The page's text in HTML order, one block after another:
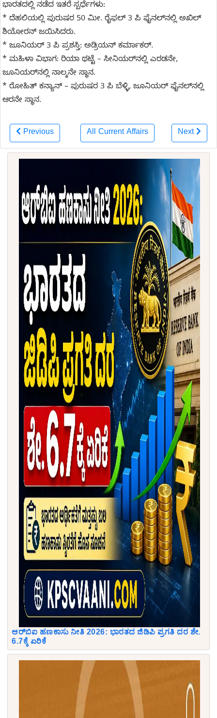
ಭಾರತದಲ್ಲಿ ನಡೆದ ಇತರೆ ಸ್ಪರ್ಧೆಗಳು:
* ದೆಹಲಿಯಲ್ಲಿ ಪುರುಷರ 50 ಮೀ. ರೈಫಲ್ 3 ಪಿ ಫೈನಲ್‌ನಲ್ಲಿ ಅಖಿಲ್
ಶಿಯೋರನ್ ಜಯಿಸಿದರು.
* ಜೂನಿಯರ್ 3 ಪಿ ಪ್ರಶಸ್ತಿ: ಅಡ್ರಿಯನ್ ಕರ್ಮಾಕರ್.
* ಮಹಿಳಾ ವಿಭಾಗ: ರಿಯಾ ಥಟ್ಟೆ – ಸೀನಿಯರ್‌ನಲ್ಲಿ ಎರಡನೇ,
ಜೂನಿಯರ್‌ನಲ್ಲಿ ನಾಲ್ಕನೇ ಸ್ಥಾನ.
* ರೋಹಿತ್ ಕನ್ಯಾನ್ – ಪುರುಷರ 3 ಪಿ ಬೆಳ್ಳಿ, ಜೂನಿಯರ್ ಫೈನಲ್‌ನಲ್ಲಿ
ಆರನೇ ಸ್ಥಾನ.
Previous All Current Affairs Next
ಆರ್‌ಬಿಐ ಹಣಕಾಸು ನೀತಿ 2026: ಭಾರತದ ಜಿಡಿಪಿ ಪ್ರಗತಿ ದರ ಶೇ.
6.7ಕ್ಕೆ ಏರಿಕೆ